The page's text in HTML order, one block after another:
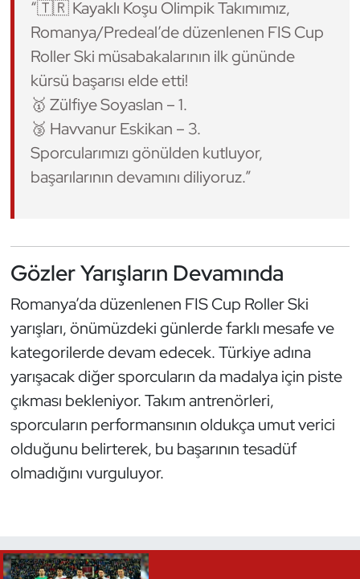
“🇹🇷 Kayaklı Koşu Olimpik Takımımız,
Romanya/Predeal’de düzenlenen FIS Cup
Roller Ski müsabakalarının ilk gününde
kürsü başarısı elde etti!
🥇 Zülfiye Soyaslan – 1.
🥉 Havvanur Eskikan – 3.
Sporcularımızı gönülden kutluyor,
başarılarının devamını diliyoruz.”
Gözler Yarışların Devamında
Romanya’da düzenlenen FIS Cup Roller Ski
yarışları, önümüzdeki günlerde farklı mesafe ve
kategorilerde devam edecek. Türkiye adına
yarışacak diğer sporcuların da madalya için piste
çıkması bekleniyor. Takım antrenörleri,
sporcuların performansının oldukça umut verici
olduğunu belirterek, bu başarının tesadüf
olmadığını vurguluyor.
Triatlon
Voleybol
Vücut Geliştirme Fitness
Wushu Kungfu